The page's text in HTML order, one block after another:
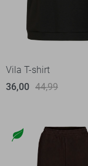
Vila T-shirt
36,00 44,99